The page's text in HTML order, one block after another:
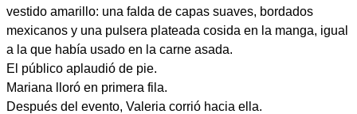
vestido amarillo: una falda de capas suaves, bordados
mexicanos y una pulsera plateada cosida en la manga, igual
a la que había usado en la carne asada.
El público aplaudió de pie.
Mariana lloró en primera fila.
Después del evento, Valeria corrió hacia ella.